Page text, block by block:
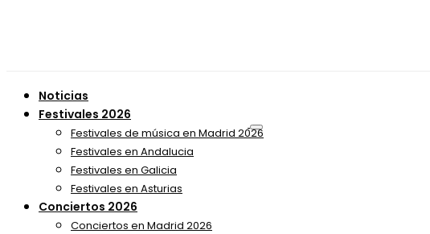
Noticias
Festivales 2026
Festivales de música en Madrid 2026
Festivales en Andalucia
Festivales en Galicia
Festivales en Asturias
Conciertos 2026
Conciertos en Madrid 2026